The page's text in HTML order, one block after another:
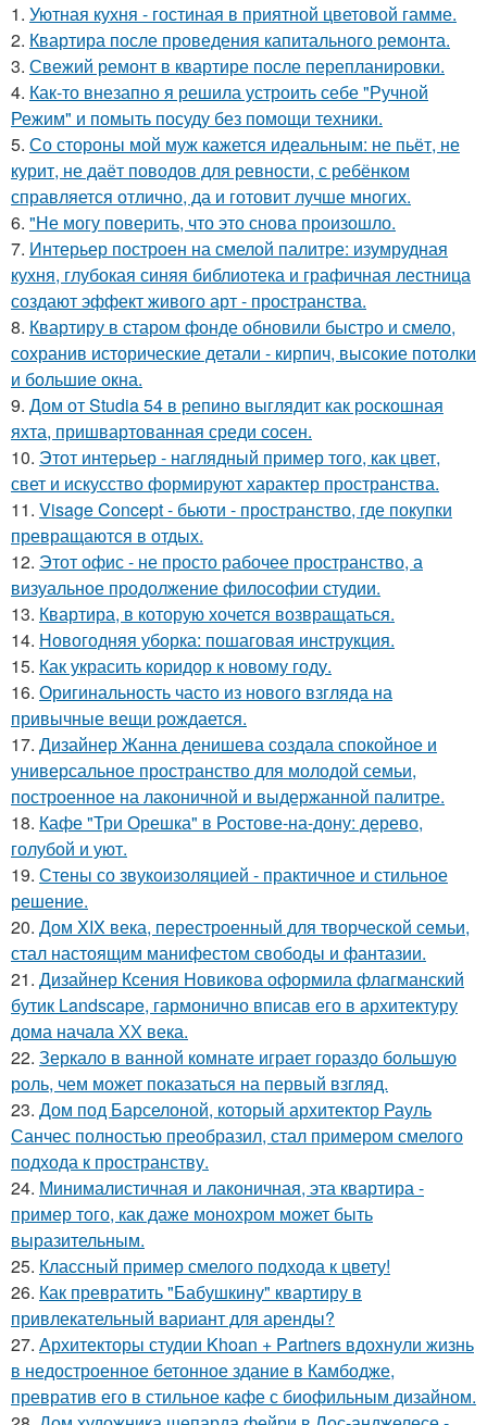
1. Уютная кухня - гостиная в приятной цветовой гамме.
2. Квартира после проведения капитального ремонта.
3. Свежий ремонт в квартире после перепланировки.
4. Как-то внезапно я решила устроить себе "Ручной
Режим" и помыть посуду без помощи техники.
5. Со стороны мой муж кажется идеальным: не пьёт, не
курит, не даёт поводов для ревности, с ребёнком
справляется отлично, да и готовит лучше многих.
6. "Не могу поверить, что это снова произошло.
7. Интерьер построен на смелой палитре: изумрудная
кухня, глубокая синяя библиотека и графичная лестница
создают эффект живого арт - пространства.
8. Квартиру в старом фонде обновили быстро и смело,
сохранив исторические детали - кирпич, высокие потолки
и большие окна.
9. Дом от Studia 54 в репино выглядит как роскошная
яхта, пришвартованная среди сосен.
10. Этот интерьер - наглядный пример того, как цвет,
свет и искусство формируют характер пространства.
11. Visage Concept - бьюти - пространство, где покупки
превращаются в отдых.
12. Этот офис - не просто рабочее пространство, а
визуальное продолжение философии студии.
13. Квартира, в которую хочется возвращаться.
14. Новогодняя уборка: пошаговая инструкция.
15. Как украсить коридор к новому году.
16. Оригинальность часто из нового взгляда на
привычные вещи рождается.
17. Дизайнер Жанна денишева создала спокойное и
универсальное пространство для молодой семьи,
построенное на лаконичной и выдержанной палитре.
18. Кафе "Три Орешка" в Ростове-на-дону: дерево,
голубой и уют.
19. Стены со звукоизоляцией - практичное и стильное
решение.
20. Дом XIX века, перестроенный для творческой семьи,
стал настоящим манифестом свободы и фантазии.
21. Дизайнер Ксения Новикова оформила флагманский
бутик Landscape, гармонично вписав его в архитектуру
дома начала ХХ века.
22. Зеркало в ванной комнате играет гораздо большую
роль, чем может показаться на первый взгляд.
23. Дом под Барселоной, который архитектор Рауль
Санчес полностью преобразил, стал примером смелого
подхода к пространству.
24. Минималистичная и лаконичная, эта квартира -
пример того, как даже монохром может быть
выразительным.
25. Классный пример смелого подхода к цвету!
26. Как превратить "Бабушкину" квартиру в
привлекательный вариант для аренды?
27. Архитекторы студии Khoan + Partners вдохнули жизнь
в недостроенное бетонное здание в Камбодже,
превратив его в стильное кафе с биофильным дизайном.